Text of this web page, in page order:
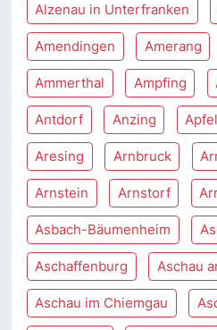
Alzenau in Unterfranken
Amendingen Amerang
Ammerthal Ampfing
Antdorf Anzing
Aresing Arnbruck
Arnstein Arnstorf
Asbach-Bäumenheim
Aschaffenburg Aschau
Aschau im Chiemgau